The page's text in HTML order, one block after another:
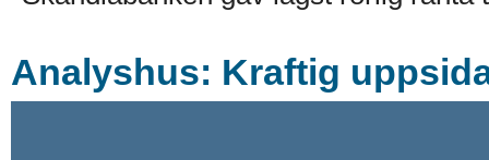
Analyshus: Kraftig